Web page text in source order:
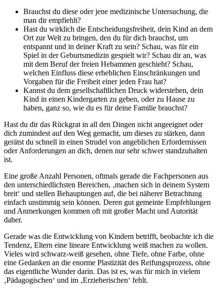
Brauchst du diese oder jene medizinische Untersuchung, die
man dir empfiehlt?
Hast du wirklich die Entscheidungsfreiheit, dein Kind an dem
Ort zur Welt zu bringen, den du für dich brauchst, um
entspannt und in deiner Kraft zu sein? Schau, was für ein
Spiel in der Geburtsmedizin gespielt wir? Schau dir an, was
mit dem Beruf der freien Hebammen geschieht? Schau,
welchen Einfluss diese erheblichen Einschränkungen und
Vorgaben für die Freiheit einer jeden Frau hat?
Kannst du dem gesellschaftlichen Druck widerstehen, dein
Kind in einen Kindergarten zu geben, oder zu Hause zu
haben, ganz so, wie du es für deine Familie brauchst?
Hast du dir das Rückgrat in all den Dingen nicht angeeignet oder
dich zumindest auf den Weg gemacht, um dieses zu stärken, dann
gerätst du schnell in einen Strudel von angeblichen Erfordernissen
oder Anforderungen an dich, denen nur sehr schwer standzuhalten
ist.
Eine große Anzahl Personen, oftmals gerade die Fachpersonen aus
den unterschiedlichsten Bereichen, ‚machen sich in deinem System
breit‘ und stellen Behauptungen auf, die bei näherer Betrachtung
einfach unstimmig sein können. Deren gut gemeinte Empfehlungen
und Anmerkungen kommen oft mit großer Macht und Autorität
daher.
Gerade was die Entwicklung von Kindern betrifft, beobachte ich die
Tendenz, Eltern eine lineare Entwicklung weiß machen zu wollen.
Vieles wird schwarz-weiß gesehen, ohne Tiefe, ohne Farbe, ohne
eine Gedanken an die enorme Plastizität des Reifungsprozess, ohne
das eigentliche Wunder darin. Das ist es, was für mich in vielem
‚Pädagogischen‘ und im ‚Erzieherischen‘ fehlt.